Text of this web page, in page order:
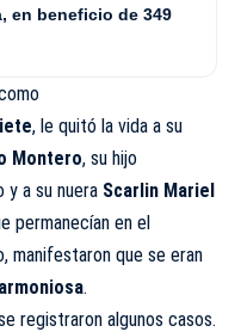
en beneficio de 349
, le quitó la vida a su
Montero, su hijo
y a su nuera Scarlin Mariel
permanecían en el
manifestaron que se eran
armoniosa.
registraron algunos casos.